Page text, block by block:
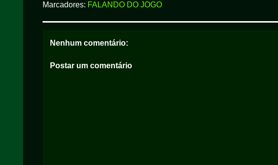
Marcadores: FALANDO DO JOGO
Nenhum comentário:
Postar um comentário